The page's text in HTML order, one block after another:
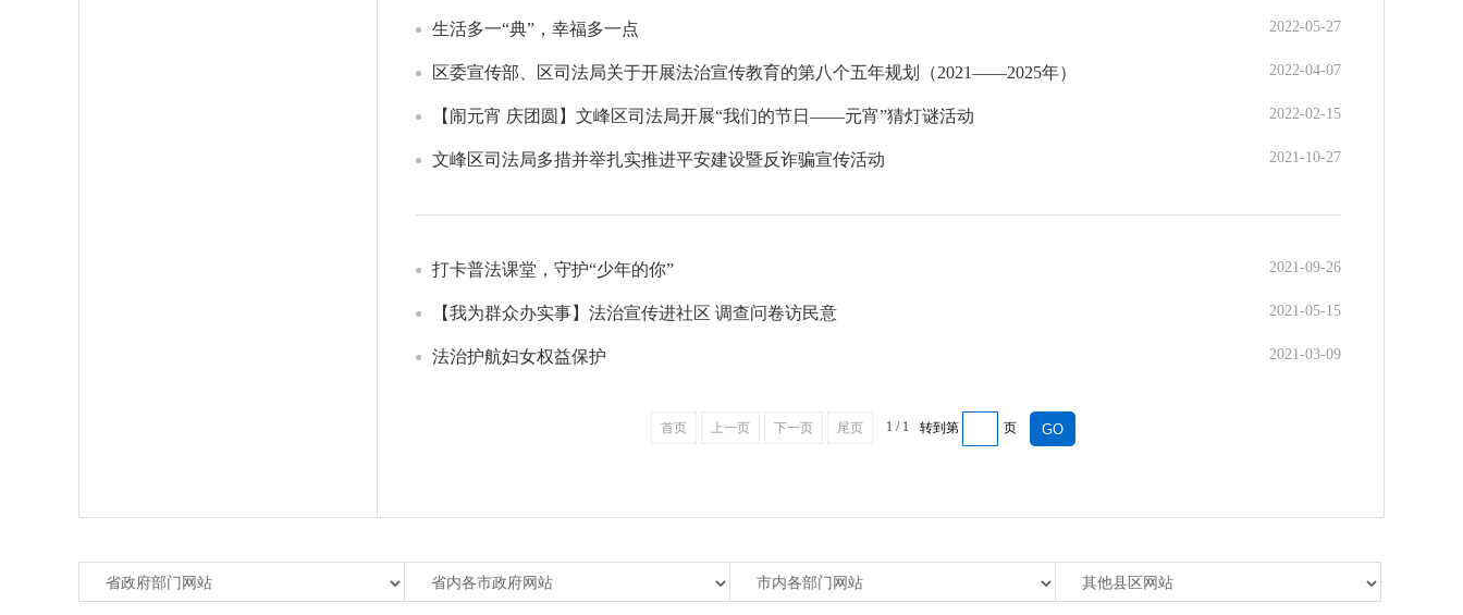
2022-05-27
生活多一“典”，幸福多一点
2022-04-07
区委宣传部、区司法局关于开展法治宣传教育的第八个五年规划（2021——2025年）
2022-02-15
【闹元宵 庆团圆】文峰区司法局开展“我们的节日——元宵”猜灯谜活动
2021-10-27
文峰区司法局多措并举扎实推进平安建设暨反诈骗宣传活动
2021-09-26
打卡普法课堂，守护“少年的你”
2021-05-15
【我为群众办实事】法治宣传进社区 调查问卷访民意
2021-03-09
法治护航妇女权益保护
首页 上一页 下一页 尾页 1 / 1 转到第 页